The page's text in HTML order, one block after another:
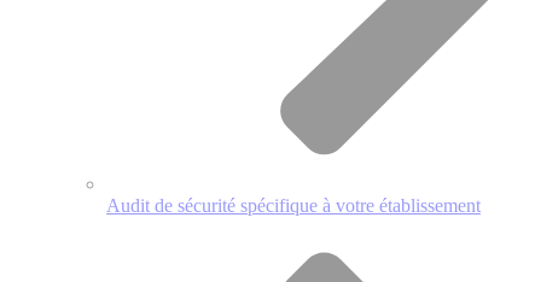
Audit de sécurité spécifique à votre établissement